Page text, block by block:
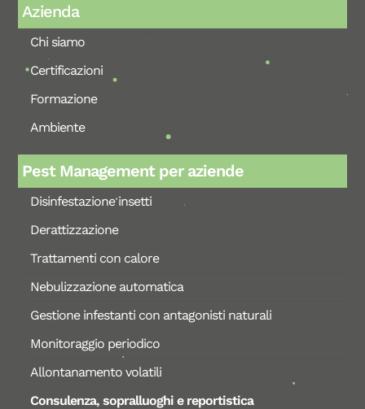
Azienda
Chi siamo
Certificazioni
Formazione
Ambiente
Pest Management per aziende
Disinfestazione insetti
Derattizzazione
Trattamenti con calore
Nebulizzazione automatica
Gestione infestanti con antagonisti naturali
Monitoraggio periodico
Allontanamento volatili
Consulenza, sopralluoghi e reportistica